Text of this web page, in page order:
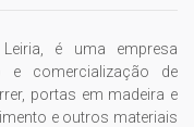
é uma empresa
e comercialização de
portas em madeira e
e outros materiais